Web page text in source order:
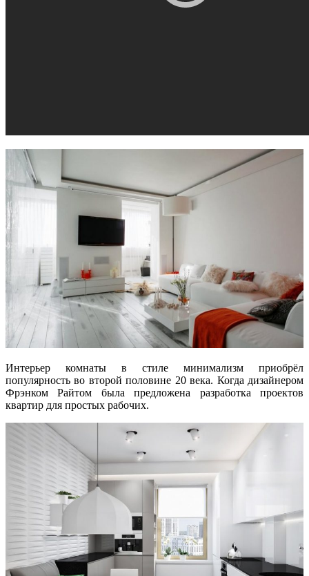
Интерьер комнаты в стиле минимализм приобрёл
популярность во второй половине 20 века. Когда дизайнером
Фрэнком Райтом была предложена разработка проектов
квартир для простых рабочих.